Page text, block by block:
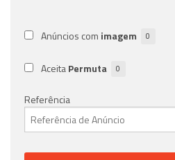
Anúncios com imagem 0
AceitaPermuta 0
Referência